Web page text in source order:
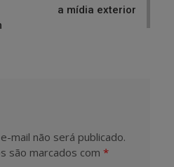
a mídia exterior
mail não será publicado.
são marcados com *